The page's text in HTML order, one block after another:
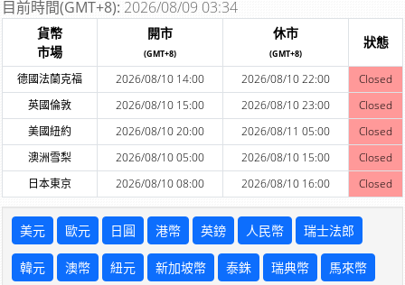
目前時間(GMT+8): 2026/08/09 03:34
貨幣
市場
開市
(GMT+8)
休市
(GMT+8)
狀態
德國法蘭克福 2026/08/10 14:00 2026/08/10 22:00
Closed
英國倫敦
2026/08/10 15:00 2026/08/10 23:00
Closed
美國紐約
2026/08/10 20:00 2026/08/11 05:00
Closed
澳洲雪梨
2026/08/10 05:00 2026/08/10 15:00
Closed
日本東京
2026/08/10 08:00 2026/08/10 16:00 Closed
美元 歐元 日圓 港幣 英鎊 人民幣 瑞士法郎
韓元 澳幣 紐元 新加坡幣 泰銖 瑞典幣 馬來幣